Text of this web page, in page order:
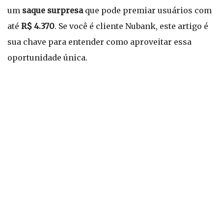
um saque surpresaque pode premiar usuários com
até R$ 4.370. Se você é cliente Nubank, este artigo é
sua chave para entender como aproveitar essa
oportunidade única.